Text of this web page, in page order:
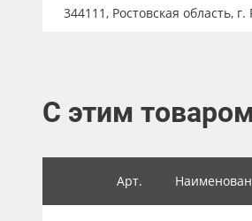
ПЭТ бэклит
Заготовки для сувениров
344111, Ростовская область,
С этим
Арт.